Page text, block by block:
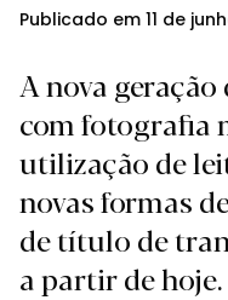
Publicado em 11 de
A nova
com fotografia
utilização de
novas formas
de título de
a partir de hoje.